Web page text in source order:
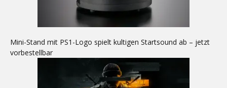
Mini-Stand mit PS1-Logo spielt kultigen Startsound ab – jetzt
vorbestellbar